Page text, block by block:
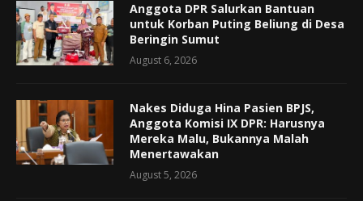
Anggota DPR Salurkan Bantuan
untuk Korban Puting Beliung di Desa
Beringin Sumut
August 6, 2026
Nakes Diduga Hina Pasien BPJS,
Anggota Komisi IX DPR: Harusnya
Mereka Malu, Bukannya Malah
Menertawakan
August 5, 2026